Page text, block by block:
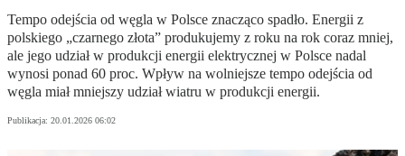
Tempo odejścia od węgla w Polsce znacząco spadło. Energii z
polskiego „czarnego złota” produkujemy z roku na rok coraz mniej,
ale jego udział w produkcji energii elektrycznej w Polsce nadal
wynosi ponad 60 proc. Wpływ na wolniejsze tempo odejścia od
węgla miał mniejszy udział wiatru w produkcji energii.
Publikacja: 20.01.2026 06:02